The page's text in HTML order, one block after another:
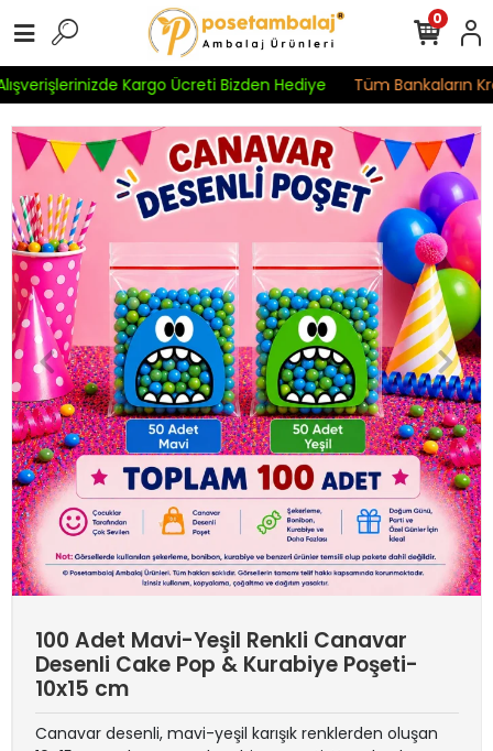
Kargo Ücreti Bizden Hediye Tüm Bankaların
0
100 Adet Mavi-Yeşil Renkli Canavar
Desenli Cake Pop & Kurabiye Poşeti-
10x15 cm
Canavar desenli, mavi-yeşil karışık renklerden oluşan